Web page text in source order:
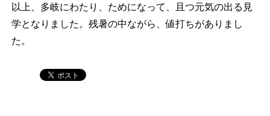
以上、多岐にわたり、ためになって、且つ元気の出る見
学となりました。残暑の中ながら、値打ちがありまし
た。